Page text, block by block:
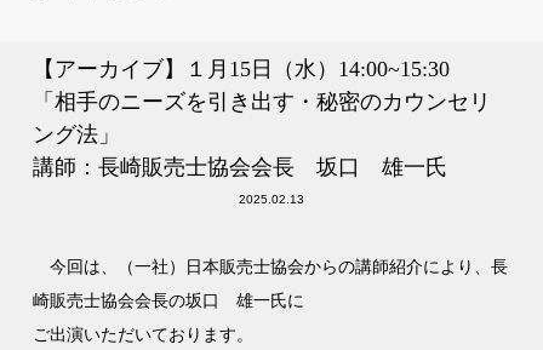
【アーカイブ】１月15日（水）14:00~15:30
「相手のニーズを引き出す・秘密のカウンセリ
ング法」
講師：長崎販売士協会会長 坂口 雄一氏
2025.02.13
今回は、（一社）日本販売士協会からの講師紹介により、長
崎販売士協会会長の坂口 雄一氏に
ご出演いただいております。